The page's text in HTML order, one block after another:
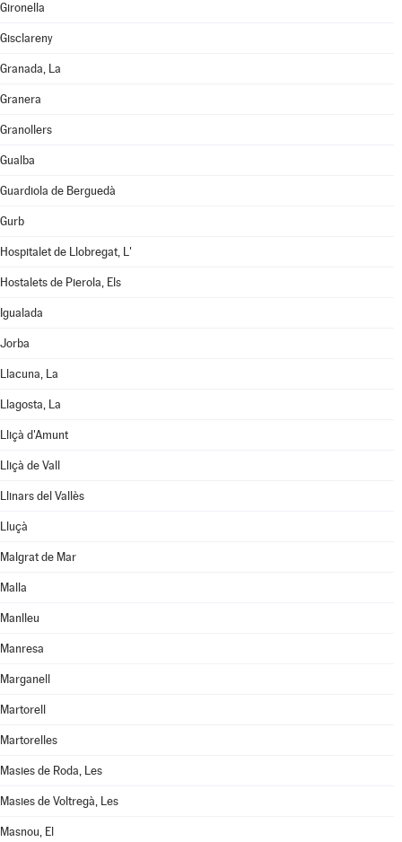
Gironella
Gisclareny
Granada, La
Granera
Granollers
Gualba
Guardiola de Berguedà
Gurb
Hospitalet de Llobregat, L'
Hostalets de Pierola, Els
Igualada
Jorba
Llacuna, La
Llagosta, La
Lliçà d'Amunt
Lliçà de Vall
Llinars del Vallès
Lluçà
Malgrat de Mar
Malla
Manlleu
Manresa
Marganell
Martorell
Martorelles
Masies de Roda, Les
Masies de Voltregà, Les
Masnou, El